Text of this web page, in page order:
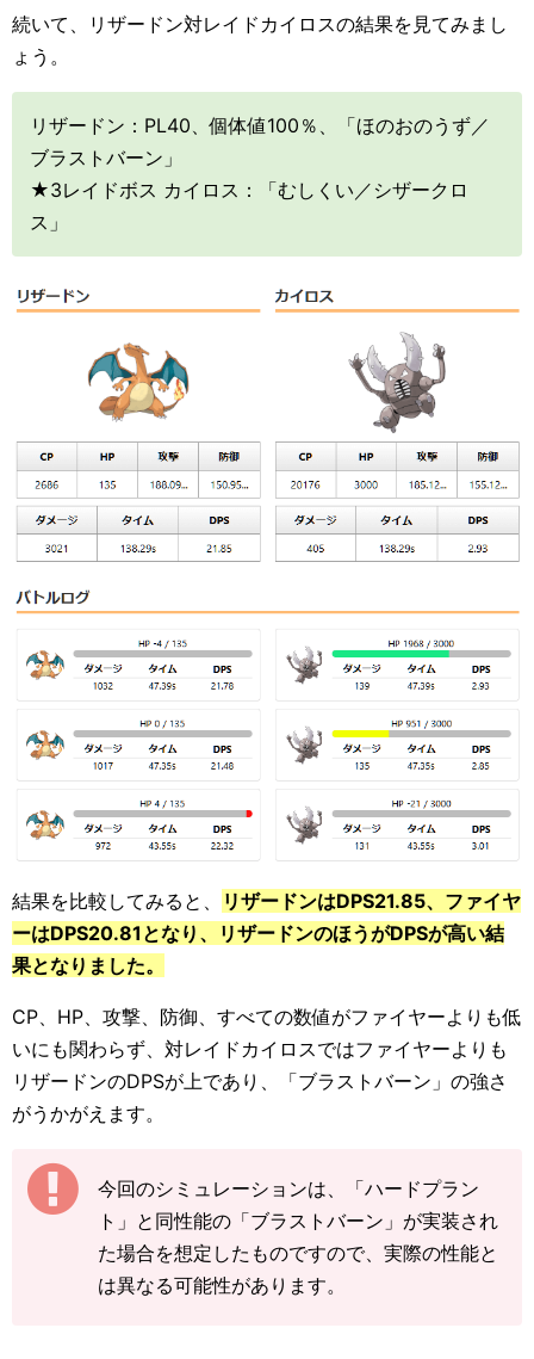
続いて、リザードン対レイドカイロスの結果を見てみまし
ょう。
リザードン：PL40、個体値100％、「ほのおのうず／
ブラストバーン」
★3レイドボス カイロス：「むしくい／シザークロ
ス」
結果を比較してみると、
リザードンはDPS21.85、ファイヤ
ーはDPS20.81となり、リザードンのほうがDPSが高い結
果となりました。
CP、HP、攻撃、防御、すべての数値がファイヤーよりも低
いにも関わらず、対レイドカイロスではファイヤーよりも
リザードンのDPSが上であり、「ブラストバーン」の強さ
がうかがえます。
今回のシミュレーションは、「ハードプラン
ト」と同性能の「ブラストバーン」が実装され
た場合を想定したものですので、実際の性能と
は異なる可能性があります。